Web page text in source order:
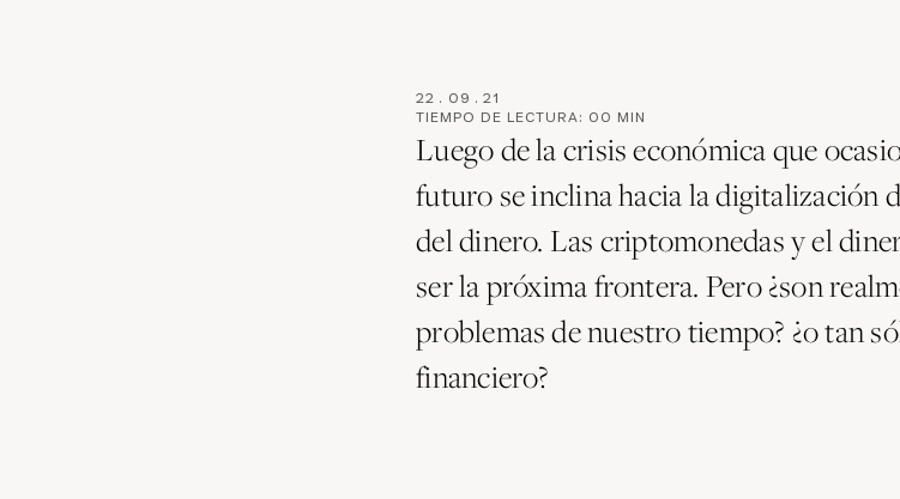
22 . 09 . 21
TIEMPO DE LECTURA: 00 MIN
Luego de la crisis económica que
futuro se inclina hacia la digitalización
del dinero. Las criptomonedas y el
ser la próxima frontera. Pero ¿son
problemas de nuestro tiempo? ¿o tan
financiero?